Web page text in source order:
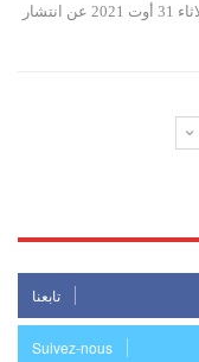
أعلنت سلطات ولاية أوتار براديش الهندية اليوم الثلاثاء 31 أوت 2021 عن انتشار
تابعنا
Suivez-nous